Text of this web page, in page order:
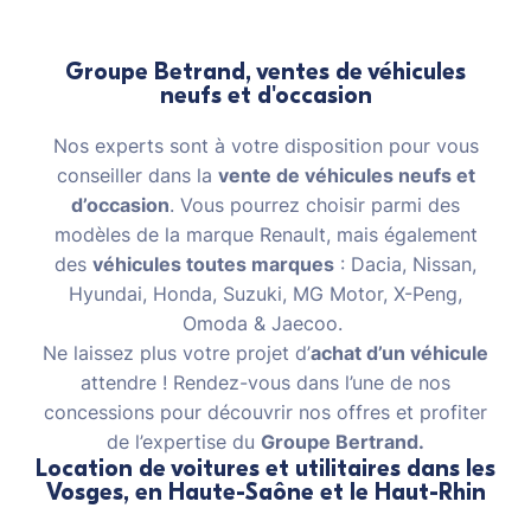
Groupe Betrand, ventes de véhicules
neufs et d'occasion
Nos experts sont à votre disposition pour vous
conseiller dans la vente de véhicules neufs et
d’occasion. Vous pourrez choisir parmi des
modèles de la marque Renault, mais également
des véhicules toutes marques : Dacia, Nissan,
Hyundai, Honda, Suzuki, MG Motor, X-Peng,
Omoda & Jaecoo.
Ne laissez plus votre projet d’achat d’un véhicule
attendre ! Rendez-vous dans l’une de nos
concessions pour découvrir nos offres et profiter
de l’expertise du Groupe Bertrand.
Location de voitures et utilitaires dans les
Vosges, en Haute-Saône et le Haut-Rhin